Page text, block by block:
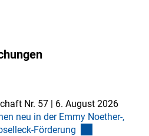
Nr. 57 | 6. August 2026
neu in der Emmy Noether-,
Förderung